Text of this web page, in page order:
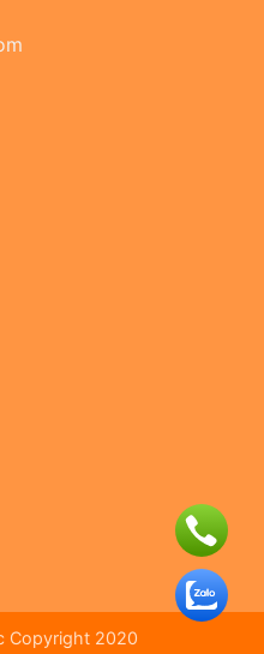
Copyright 2020